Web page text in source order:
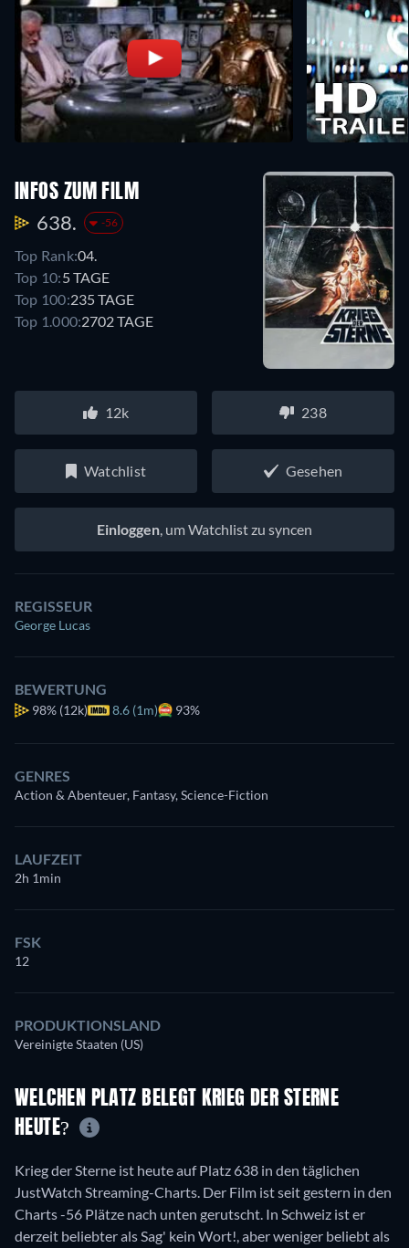
INFOS ZUM FILM
638. -56
Top Rank:04.
Top 10:5 TAGE
Top 100:235 TAGE
Top 1.000:2702 TAGE
12k 238
Watchlist Gesehen
Einloggen , um Watchlist zu syncen
REGISSEUR
George Lucas
BEWERTUNG
98% (12k) 8.6 (1m) 93%
GENRES
Action & Abenteuer, Fantasy, Science-Fiction
LAUFZEIT
2h 1min
FSK
12
PRODUKTIONSLAND
Vereinigte Staaten (US)
WELCHEN PLATZ BELEGT KRIEG DER STERNE
HEUTE?
Krieg der Sterne ist heute auf Platz 638 in den täglichen
JustWatch Streaming-Charts. Der Film ist seit gestern in den
Charts -56 Plätze nach unten gerutscht. In Schweiz ist er
derzeit beliebter als Sag' kein Wort!, aber weniger beliebt als